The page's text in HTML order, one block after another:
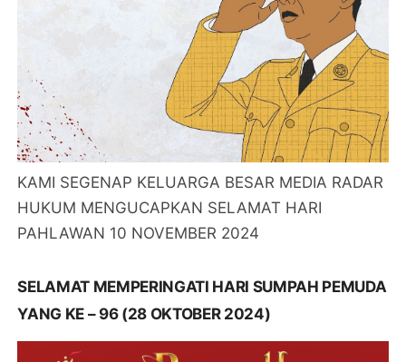
KAMI SEGENAP KELUARGA BESAR MEDIA RADAR
HUKUM MENGUCAPKAN SELAMAT HARI
PAHLAWAN 10 NOVEMBER 2024
SELAMAT MEMPERINGATI HARI SUMPAH PEMUDA
YANG KE – 96 (28 OKTOBER 2024)